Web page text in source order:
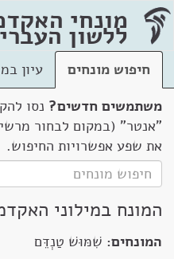
מונחי
ללשון
חיפוש מונחים
עיון
משתמשים חדשים? נסו
"אנטר" (במקום לבחור
את שפע אפשרויות החיפוש.
המונח במילוני
המונחים: שִׁמּוּשׁ טַנְדֵּם